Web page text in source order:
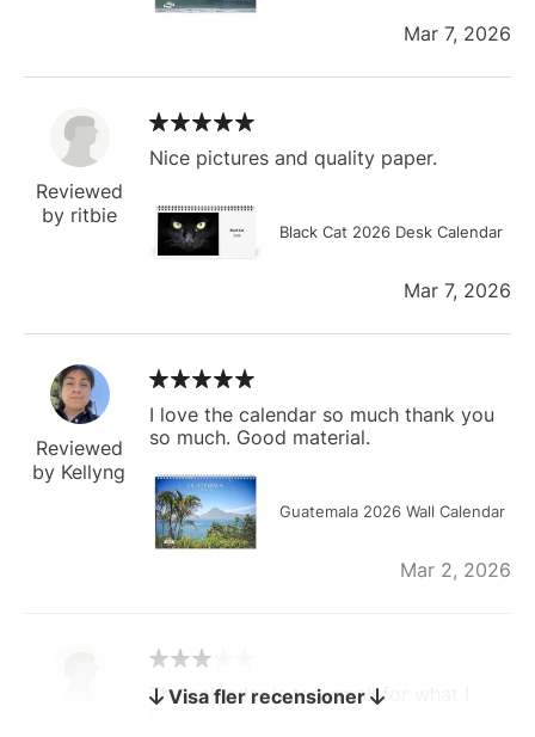
Mar 7, 2026
Reviewed
by ritbie
Nice pictures and quality paper.
Black Cat 2026 Desk Calendar
Mar 7, 2026
Reviewed
by Kellyng
I love the calendar so much thank you
so much. Good material.
Guatemala 2026 Wall Calendar
Mar 2, 2026
The calendar is too small for what I
Visa fler recensioner